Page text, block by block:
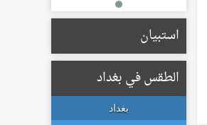
استبيان
الطقس في بغداد
بغداد